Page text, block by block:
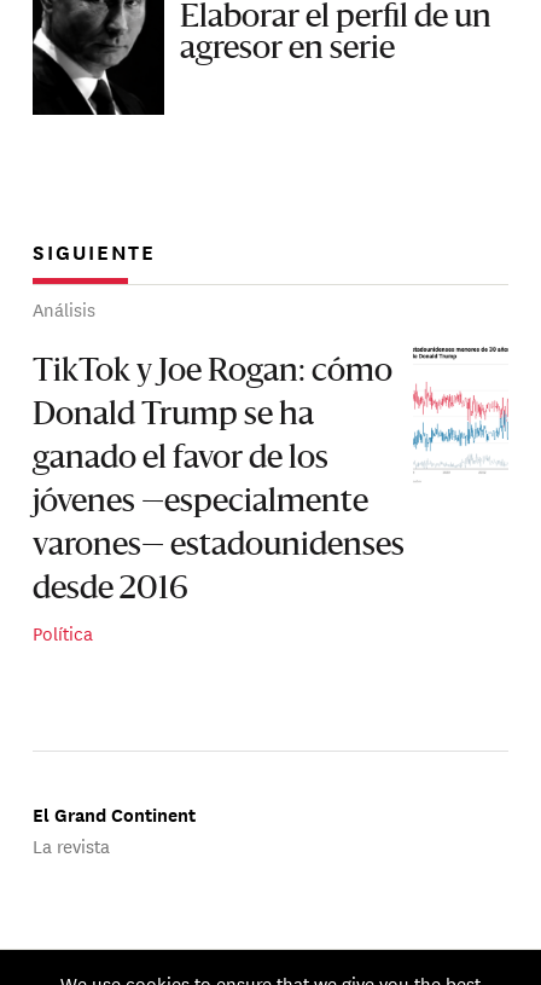
Elaborar el perfil de un
agresor en serie
SIGUIENTE
Análisis
TikTok y Joe Rogan: cómo
Donald Trump se ha
ganado el favor de los
jóvenes —especialmente
varones— estadounidenses
desde 2016
Política
El Grand Continent
La revista